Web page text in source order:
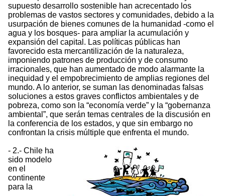
supuesto desarrollo sostenible han acrecentado los
problemas de vastos sectores y comunidades, debido a la
usurpación de bienes comunes de la humanidad -como el
agua y los bosques- para ampliar la acumulación y
expansión del capital. Las políticas públicas han
favorecido esta mercantilización de la naturaleza,
imponiendo patrones de producción y de consumo
irracionales, que han aumentado de modo alarmante la
inequidad y el empobrecimiento de amplias regiones del
mundo. A lo anterior, se suman las denominadas falsas
soluciones a estos graves conflictos ambientales y de
pobreza, como son la “economía verde” y la “gobernanza
ambiental”, que serán temas centrales de la discusión en
la conferencia de los estados, y que sin embargo no
confrontan la crisis múltiple que enfrenta el mundo.
- 2.- Chile ha
sido modelo
en el
continente
para la